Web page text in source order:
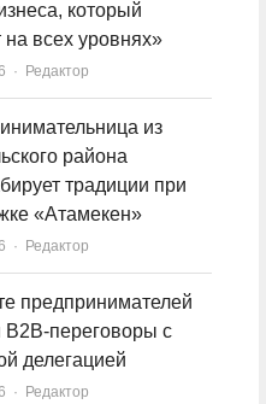
который
всех уровнях»
Author
Редактор
из
района
традиции при
«Атамекен»
Author
Редактор
предпринимателей
переговоры с
делегацией
Author
Редактор